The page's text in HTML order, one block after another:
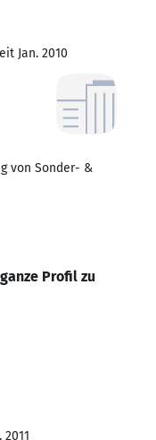
Jan. 2010
von Sonder- &
Profil zu